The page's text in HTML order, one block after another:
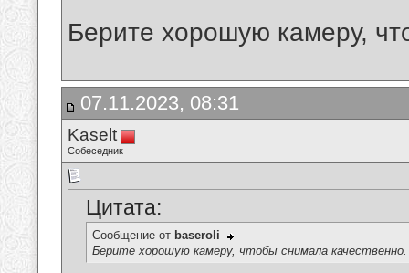
Берите хорошую камеру,
07.11.2023, 08:31
Kaselt
Собеседник
Цитата:
Сообщение от baseroli
Берите хорошую камеру, чтобы снимала качественно.